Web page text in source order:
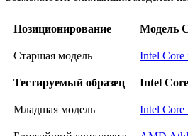
Позиционирование Модель
Старшая модель Intel Core
Тестируемый образец Intel
Младшая модель Intel Core